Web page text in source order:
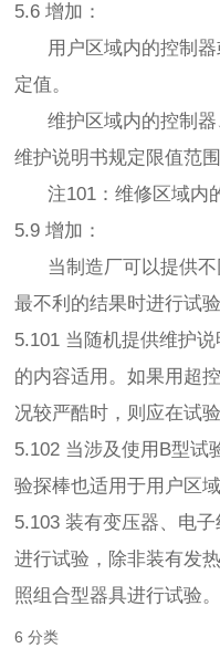
5.6 增加：
用户区域内的控制器
定值。
维护区域内的控制器
维护说明书规定限值范
注101：维修区域内的
5.9 增加：
当制造厂可以提供不
最不利的结果时进行试验
5.101 当随机提供维护
的内容适用。如果用超
况较严酷时，则应在试
5.102 当涉及使用B型试
验探棒也适用于用户区域
5.103 装有变压器、电
进行试验，除非装有发
照组合型器具进行试验。
6 分类